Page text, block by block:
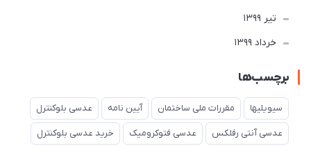
تير 1399
خرداد 1399
برچسب‌ها
سیویلیها مقررات ملی ساختمان آیین نامه عدسی بلوکنترل
عدسی آنتی رفلکس عدسی فتوکرومیک خرید عدسی بلوکنترل